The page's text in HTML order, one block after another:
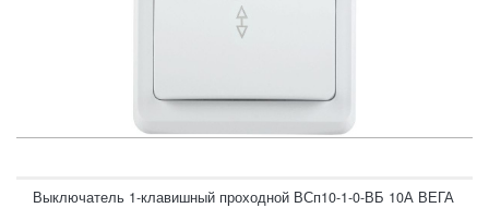
Выключатель 1-клавишный проходной ВСп10-1-0-ВБ 10А ВЕГА